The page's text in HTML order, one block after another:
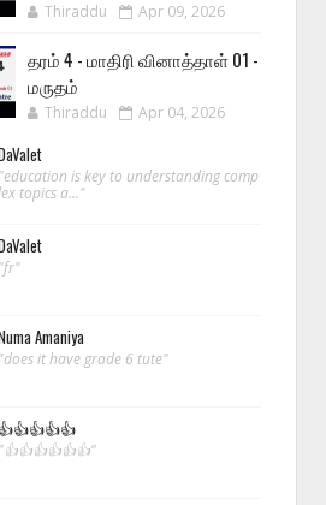
Thiraddu Apr 09, 2026
தரம் 4 - மாதிரி வினாத்தாள் 01 -
மருதம்
Thiraddu Apr 04, 2026
"education is key to understanding comp
topics a..."
"fr"
Amaniya
"does it have grade 6 tute"
👍👍👍👍👍
"👍👍👍👍👍👍"